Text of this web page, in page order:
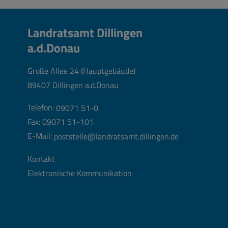
Landratsamt Dillingen
a.d.Donau
Große Allee 24 (Hauptgebäude)
89407 Dillingen a.d.Donau
Telefon:09071 51-0
Fax: 09071 51-101
E-Mail: poststelle@landratsamt.dillingen.de
Kontakt
Elektronische Kommunikation